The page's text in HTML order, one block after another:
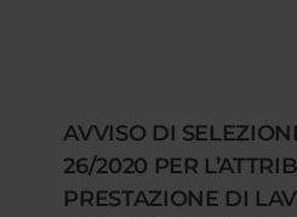
AVVISO DI
26/2020 PER
PRESTAZIONE DI